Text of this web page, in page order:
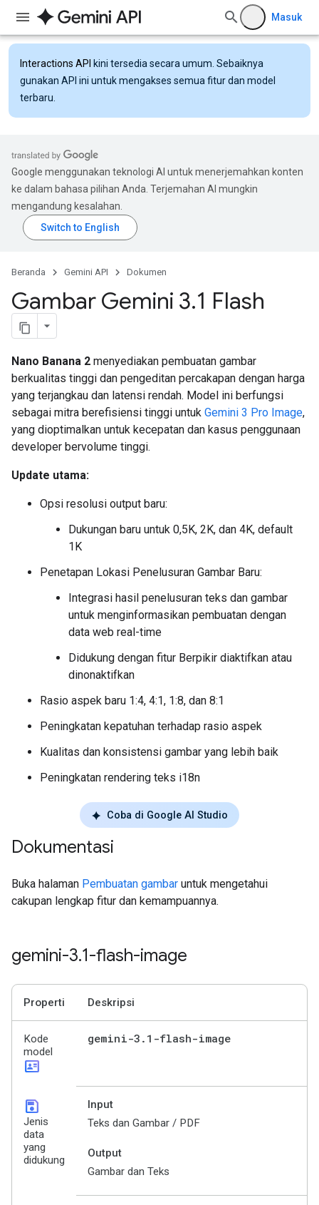
Masuk
Interactions API kini tersedia secara umum. Sebaiknya
gunakan API ini untuk mengakses semua fitur dan model
terbaru.
Google menggunakan teknologi AI untuk menerjemahkan konten
ke dalam bahasa pilihan Anda. Terjemahan AI mungkin
mengandung kesalahan.
Beranda Gemini API Dokumen
Gambar Gemini 3.1 Flash
Nano Banana 2 menyediakan pembuatan gambar
berkualitas tinggi dan pengeditan percakapan dengan harga
yang terjangkau dan latensi rendah. Model ini berfungsi
sebagai mitra berefisiensi tinggi untuk Gemini 3 Pro Image,
yang dioptimalkan untuk kecepatan dan kasus penggunaan
developer bervolume tinggi.
Update utama:
Opsi resolusi output baru:
Dukungan baru untuk 0,5K, 2K, dan 4K, default
1K
Penetapan Lokasi Penelusuran Gambar Baru:
Integrasi hasil penelusuran teks dan gambar
untuk menginformasikan pembuatan dengan
data web real-time
Didukung dengan fitur Berpikir diaktifkan atau
dinonaktifkan
Rasio aspek baru 1:4, 4:1, 1:8, dan 8:1
Peningkatan kepatuhan terhadap rasio aspek
Kualitas dan konsistensi gambar yang lebih baik
Peningkatan rendering teks i18n
Coba di Google AI Studio
Dokumentasi
Buka halaman Pembuatan gambar untuk mengetahui
cakupan lengkap fitur dan kemampuannya.
gemini-3.1-flash-image
Properti Deskripsi
Kode
model
id_card
gemini-3 . 1-flash-image
save
Jenis
data
yang
didukung
Input
Teks dan Gambar / PDF
Output
Gambar dan Teks